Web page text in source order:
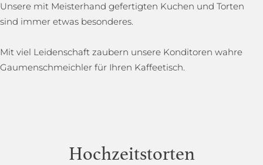
Unsere mit Meisterhand gefertigten Kuchen und Torten
sind immer etwas besonderes.
Mit viel Leidenschaft zaubern unsere Konditoren wahre
Gaumenschmeichler für Ihren Kaffeetisch.
Hochzeitstorten